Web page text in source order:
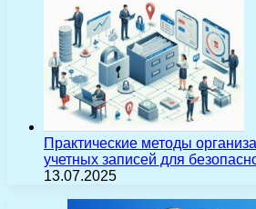
Практические методы
учетных записей для
13.07.2025